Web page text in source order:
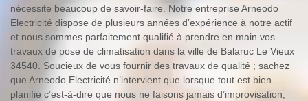
nécessite beaucoup de savoir-faire. Notre entreprise Arneodo
Electricité dispose de plusieurs années d’expérience à notre actif
et nous sommes parfaitement qualifié à prendre en main vos
travaux de pose de climatisation dans la ville de Balaruc Le Vieux
34540. Soucieux de vous fournir des travaux de qualité ; sachez
que Arneodo Electricité n’intervient que lorsque tout est bien
planifié c’est-à-dire que nous ne faisons jamais d’improvisation,